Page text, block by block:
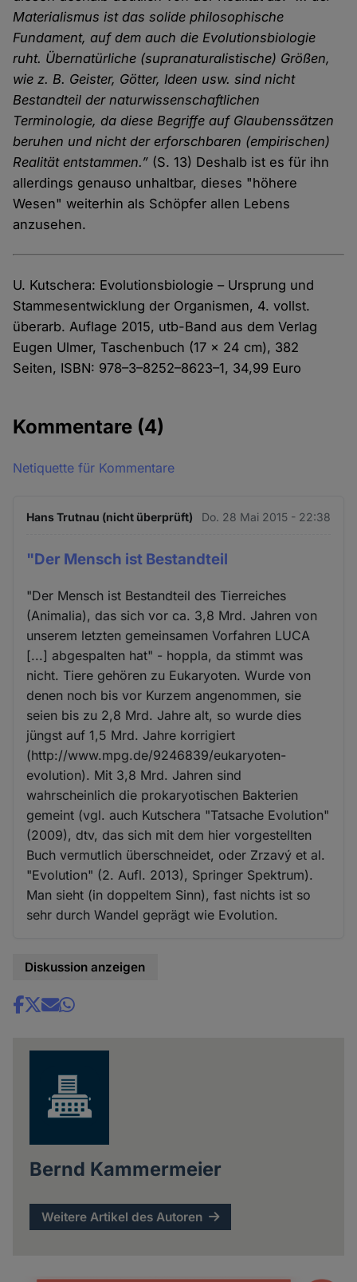
Materialismus ist das solide philosophische
Fundament, auf dem auch die Evolutionsbiologie
ruht. Übernatürliche (supranaturalistische) Größen,
wie z. B. Geister, Götter, Ideen usw. sind nicht
Bestandteil der naturwissenschaftlichen
Terminologie, da diese Begriffe auf Glaubenssätzen
beruhen und nicht der erforschbaren (empirischen)
Realität entstammen.” (S. 13) Deshalb ist es für ihn
allerdings genauso unhaltbar, dieses "höhere
Wesen" weiterhin als Schöpfer allen Lebens
anzusehen.
U. Kutschera: Evolutionsbiologie – Ursprung und
Stammesentwicklung der Organismen, 4. vollst.
überarb. Auflage 2015, utb-Band aus dem Verlag
Eugen Ulmer, Taschenbuch (17 x 24 cm), 382
Seiten, ISBN: 978–3–8252–8623–1, 34,99 Euro
Kommentare (4)
Netiquette für Kommentare
Hans Trutnau (nicht überprüft) Do. 28 Mai 2015 - 22:38
"Der Mensch ist Bestandteil
"Der Mensch ist Bestandteil des Tierreiches
(Animalia), das sich vor ca. 3,8 Mrd. Jahren von
unserem letzten gemeinsamen Vorfahren LUCA
[...] abgespalten hat" - hoppla, da stimmt was
nicht. Tiere gehören zu Eukaryoten. Wurde von
denen noch bis vor Kurzem angenommen, sie
seien bis zu 2,8 Mrd. Jahre alt, so wurde dies
jüngst auf 1,5 Mrd. Jahre korrigiert
(http://www.mpg.de/9246839/eukaryoten-
evolution). Mit 3,8 Mrd. Jahren sind
wahrscheinlich die prokaryotischen Bakterien
gemeint (vgl. auch Kutschera "Tatsache Evolution"
(2009), dtv, das sich mit dem hier vorgestellten
Buch vermutlich überschneidet, oder Zrzavý et al.
"Evolution" (2. Aufl. 2013), Springer Spektrum).
Man sieht (in doppeltem Sinn), fast nichts ist so
sehr durch Wandel geprägt wie Evolution.
Diskussion anzeigen
Share
Bernd Kammermeier
Weitere Artikel des Autoren